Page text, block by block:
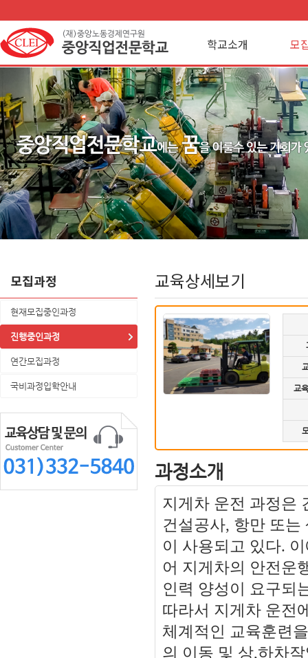
학교소개 모
모집과정
현재모집중인과정
진행중인과정
연간모집과정
국비과정입학안내
교육상세보기
교
과정소개
지게차 운전 과정은
건설공사, 항만 또
이 사용되고 있다.
어 지게차의 안전운
인력 양성이 요구되
따라서 지게차 운전
체계적인 교육훈련
의 이동 및 상,하차